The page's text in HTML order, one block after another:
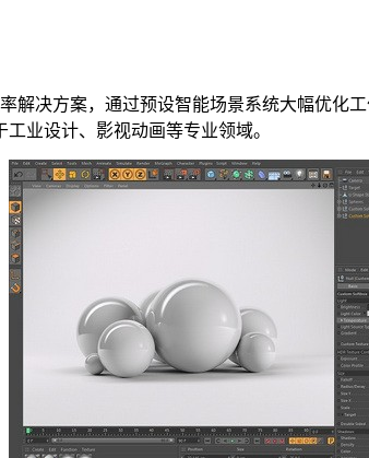
解决方案，通过预设智能场景系统大幅优化
业设计、影视动画等专业领域。